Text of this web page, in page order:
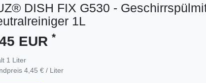
DISH FIX G530 -
1L
EUR *
1 Liter
4,45 € / Liter